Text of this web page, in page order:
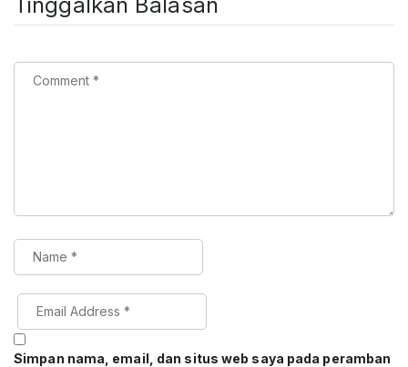
Simpan nama, email, dan situs web saya pada peramban